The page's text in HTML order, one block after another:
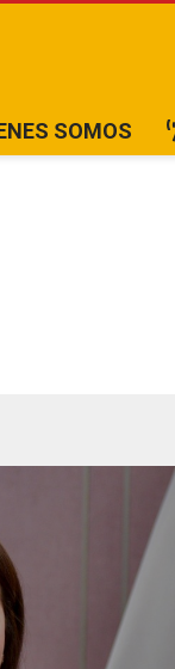
SOMOS